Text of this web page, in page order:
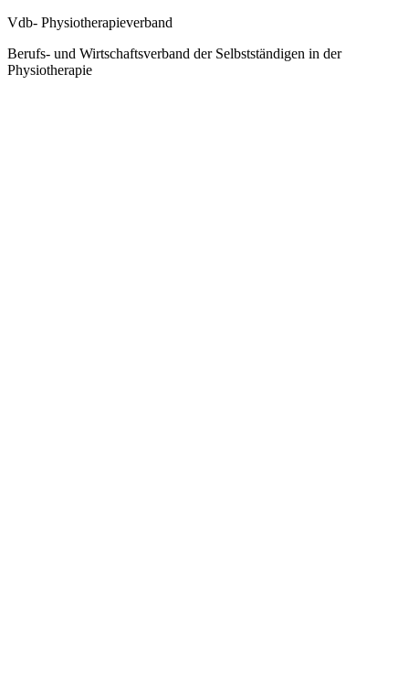
Vdb- Physiotherapieverband
Berufs- und Wirtschaftsverband der Selbstständigen in der
Physiotherapie